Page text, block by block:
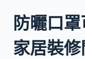
防曬口
家居裝